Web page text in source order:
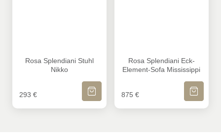
Rosa Splendiani Stuhl
Nikko
293 €
IN DEN WARENKORB
Rosa Splendiani Eck-
Element-Sofa Mississippi
875 €
IN DEN